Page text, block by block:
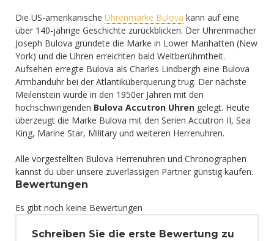
Die US-amerikanische Uhrenmarke Bulova kann auf eine
über 140-jährige Geschichte zurückblicken. Der Uhrenmacher
Joseph Bulova gründete die Marke in Lower Manhatten (New
York) und die Uhren erreichten bald Weltberühmtheit.
Aufsehen erregte Bulova als Charles Lindbergh eine Bulova
Armbanduhr bei der Atlantiküberquerung trug. Der nächste
Meilenstein wurde in den 1950er Jahren mit den
hochschwingenden Bulova Accutron Uhren gelegt. Heute
überzeugt die Marke Bulova mit den Serien Accutron II, Sea
King, Marine Star, Military und weiteren Herrenuhren.
Alle vorgestellten Bulova Herrenuhren und Chronographen
kannst du über unsere zuverlässigen Partner günstig kaufen.
Bewertungen
Es gibt noch keine Bewertungen
Schreiben Sie die erste Bewertung zu